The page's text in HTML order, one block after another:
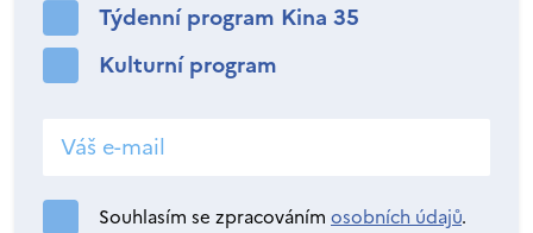
Týdenní program Kina 35
Kulturní program
Souhlasím se zpracováním osobních údajů.